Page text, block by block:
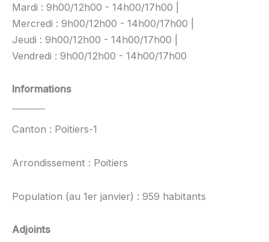
Mardi : 9h00/12h00 - 14h00/17h00 |
Mercredi : 9h00/12h00 - 14h00/17h00 |
Jeudi : 9h00/12h00 - 14h00/17h00 |
Vendredi : 9h00/12h00 - 14h00/17h00
Informations
Canton : Poitiers-1
Arrondissement : Poitiers
Population (au 1er janvier) : 959 habitants
Adjoints